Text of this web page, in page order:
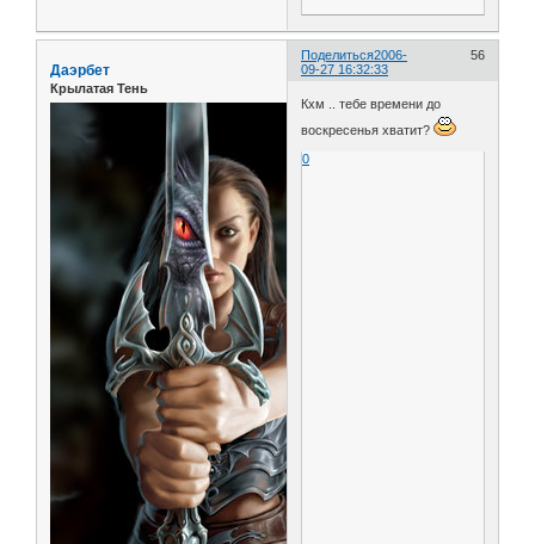
Поделиться 56
2006-
09-27 16:32:33
Даэрбет
Крылатая Тень
Кхм .. тебе времени до
воскресенья хватит?
0